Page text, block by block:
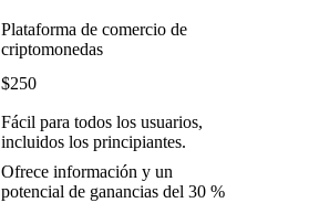
Plataforma de comercio de
criptomonedas
$250
Fácil para todos los usuarios,
incluidos los principiantes.
Ofrece información y un
potencial de ganancias del 30 %